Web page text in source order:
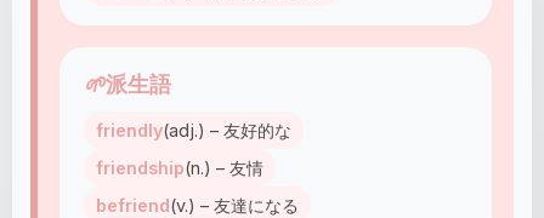
🌱派生語
friendly(adj.) – 友好的な
friendship(n.) – 友情
befriend(v.) – 友達になる